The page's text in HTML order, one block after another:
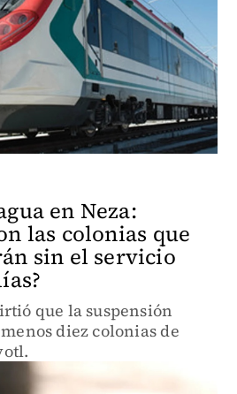
en Neza:
las colonias que
sin el servicio
que la suspensión
diez colonias de